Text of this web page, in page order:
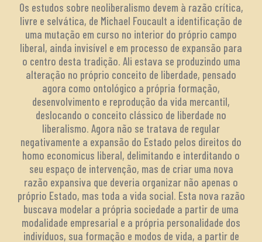
Os estudos sobre neoliberalismo devem à razão crítica,
livre e selvática, de Michael Foucault a identificação de
uma mutação em curso no interior do próprio campo
liberal, ainda invisível e em processo de expansão para
o centro desta tradição. Ali estava se produzindo uma
alteração no próprio conceito de liberdade, pensado
agora como ontológico a própria formação,
desenvolvimento e reprodução da vida mercantil,
deslocando o conceito clássico de liberdade no
liberalismo. Agora não se tratava de regular
negativamente a expansão do Estado pelos direitos do
homo economicus liberal, delimitando e interditando o
seu espaço de intervenção, mas de criar uma nova
razão expansiva que deveria organizar não apenas o
próprio Estado, mas toda a vida social. Esta nova razão
buscava modelar a própria sociedade a partir de uma
modalidade empresarial e a própria personalidade dos
indivíduos, sua formação e modos de vida, a partir de